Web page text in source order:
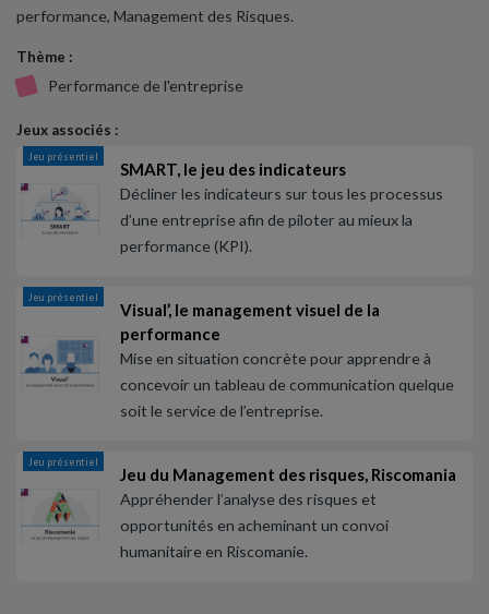
performance, Management des Risques.
Thème :
Performance de l'entreprise
Jeux associés :
Jeu présentiel
SMART, le jeu des indicateurs
Décliner les indicateurs sur tous les processus
d’une entreprise afin de piloter au mieux la
performance (KPI).
Jeu présentiel
Visual’, le management visuel de la
performance
Mise en situation concrète pour apprendre à
concevoir un tableau de communication quelque
soit le service de l’entreprise.
Jeu présentiel
Jeu du Management des risques, Riscomania
Appréhender l’analyse des risques et
opportunités en acheminant un convoi
humanitaire en Riscomanie.